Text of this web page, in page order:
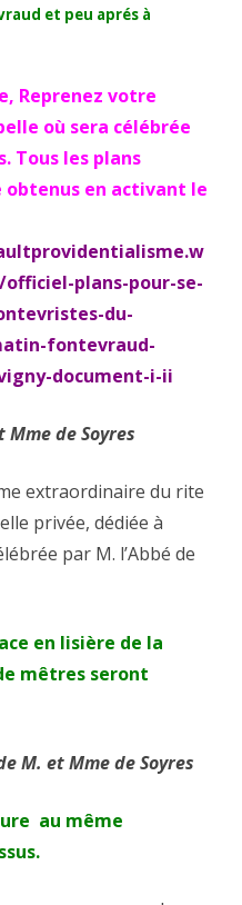
et peu aprés à
Reprenez votre
où sera célébrée
Tous les plans
obtenus en activant le
officiel-plans-pour-se-
du-
fontevraud-
document-i-ii
de Soyres
extraordinaire du rite
privée, dédiée à
par M. l’Abbé de
en lisière de la
mêtres seront
M. et Mme de Soyres
au même